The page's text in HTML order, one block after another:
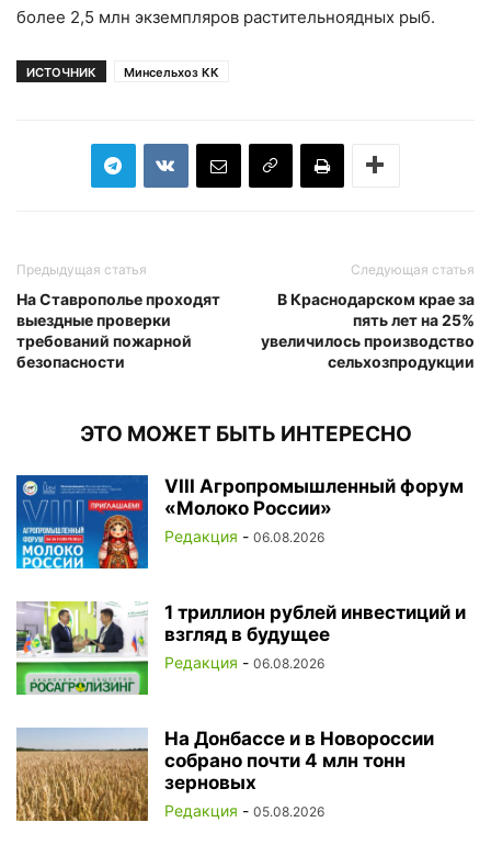
более 2,5 млн экземпляров растительноядных рыб.
ИСТОЧНИК Минсельхоз КК
Предыдущая статья
На Ставрополье проходят
выездные проверки
требований пожарной
безопасности
Следующая статья
В Краснодарском крае за
пять лет на 25%
увеличилось производство
сельхозпродукции
ЭТО МОЖЕТ БЫТЬ ИНТЕРЕСНО
VIII Агропромышленный форум
«Молоко России»
Редакция - 06.08.2026
1 триллион рублей инвестиций и
взгляд в будущее
Редакция - 06.08.2026
На Донбассе и в Новороссии
собрано почти 4 млн тонн
зерновых
Редакция - 05.08.2026